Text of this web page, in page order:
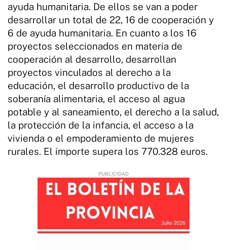
ayuda humanitaria. De ellos se van a poder
desarrollar un total de 22, 16 de cooperación y
6 de ayuda humanitaria. En cuanto a los 16
proyectos seleccionados en materia de
cooperación al desarrollo, desarrollan
proyectos vinculados al derecho a la
educación, el desarrollo productivo de la
soberanía alimentaria, el acceso al agua
potable y al saneamiento, el derecho a la salud,
la protección de la infancia, el acceso a la
vivienda o el empoderamiento de mujeres
rurales. El importe supera los 770.328 euros.